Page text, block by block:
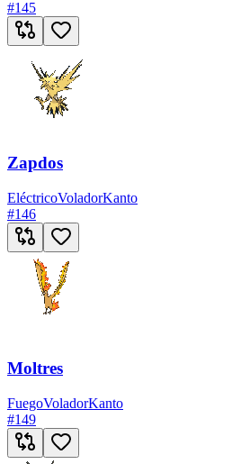
#145
Zapdos
EléctricoVoladorKanto
#146
Moltres
FuegoVoladorKanto
#149